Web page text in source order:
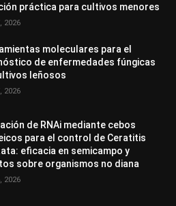
práctica para cultivos menores
2026
moleculares para el
de enfermedades fúngicas
leñosos
2026
de RNAi mediante cebos
para el control de Ceratitis
eficacia en semicampo y
sobre organismos no diana
2026